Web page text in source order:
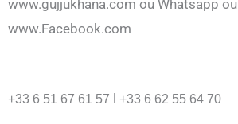
www.gujjukhana.com ou Whatsapp ou
www.Facebook.com
+33 6 51 67 61 57 l +33 6 62 55 64 70